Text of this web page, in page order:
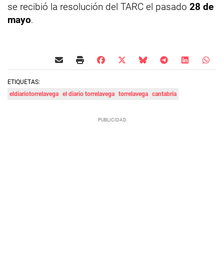
se recibió la resolución del TARC el pasado 28 de
mayo.
ETIQUETAS:
eldiariotorrelavega el diario torrelavega torrelavega cantabria